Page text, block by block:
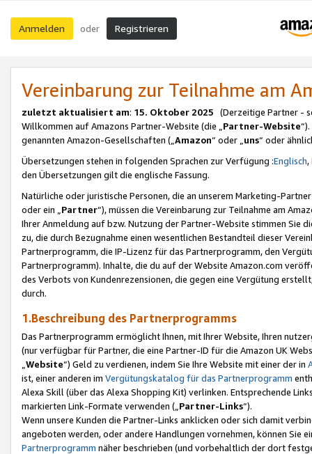
Anmelden oder Registrieren
Vereinbarung zur Teilnahme am
zuletzt aktualisiert am: 15. Oktober 2025 (Derzeitige Partner -
Willkommen auf Amazons Partner-Website (die „Partner-Website
genannten Amazon-Gesellschaften („Amazon“ oder „uns“ oder
Übersetzungen stehen in folgenden Sprachen zur Verfügung :Englisch,
den Übersetzungen gilt die englische Fassung.
Natürliche oder juristische Personen, die an unserem Marketing-
oder ein „Partner“), müssen die Vereinbarung zur Teilnahme am
Ihrer Anmeldung auf bzw. Nutzung der Partner-Website stimmen Sie
zu, die durch Bezugnahme einen wesentlichen Bestandteil dieser
Partnerprogramm, die IP-Lizenz für das Partnerprogramm, den
Partnerprogramm). Inhalte, die du auf der Website Amazon.com
des Verbots von Kundenrezensionen, die gegen eine Vergütung
durch.
1.Beschreibung des Partnerprogramms
Das Partnerprogramm ermöglicht Ihnen, mit Ihrer Website, Ihren
(nur verfügbar für Partner, die eine Partner-ID für die Amazon UK
Website“) Geld zu verdienen, indem Sie Ihre Website mit einer der in
ist, einer anderen im Vergütungskatalog für das Partnerprogramm
Alexa Skill (über das Alexa Shopping Kit) verlinken. Entsprechende
markierten Link-Formate verwenden („ Partner-Links“).
Wenn unsere Kunden die Partner-Links anklicken oder sich damit
angeboten werden, oder andere Handlungen vornehmen, können Sie
Partnerprogramm näher beschrieben (und vorbehaltlich der dort